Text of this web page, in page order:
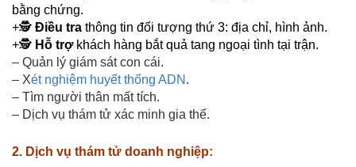
bằng chứng.
+🕵️ Điều tra thông tin đối tượng thứ 3: địa chỉ, hình ảnh.
+🕵️ Hỗ trợkhách hàng bắt quả tang ngoại tình tại trận.
– Quản lý giám sát con cái.
– Xét nghiệm huyết thống ADN .
– Tìm người thân mất tích.
– Dịch vụ thám tử xác minh gia thế.
2. Dịch vụ thám tử doanh nghiệp: